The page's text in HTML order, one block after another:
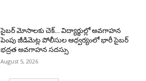
సైబర్ మోసాలకు చెక్… విద్యార్థుల్లో అవగాహన
పెంపు జీడిమెట్ల పోలీసుల ఆధ్వర్యంలో భారీ సైబర్
భద్రత అవగాహన సదస్సు
August 5, 2026